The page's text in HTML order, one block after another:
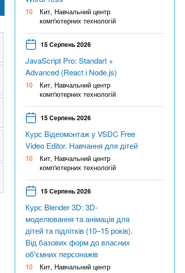
10
Кит, Навчальний центр
комп'ютерних технологій
15 Серпень 2026
JavaScript Pro: Standart +
Advanced (React і Node.js)
10
Кит, Навчальний центр
комп'ютерних технологій
15 Серпень 2026
Курс Відеомонтаж у VSDC Free
Video Editor. Навчання для дітей
10
Кит, Навчальний центр
комп'ютерних технологій
15 Серпень 2026
Курс Blender 3D: 3D-
моделювання та анімація для
дітей та підлітків (10–15 років).
Від базових форм до власних
об'ємних персонажів
10
Кит, Навчальний центр